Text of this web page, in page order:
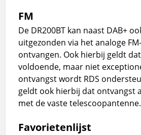
FM
De DR200BT kan naast DAB+
uitgezonden via het analoge
ontvangen. Ook hierbij geldt
voldoende, maar niet
ontvangst wordt RDS
geldt ook hierbij dat ontvangst
met de vaste telescoopantenne.
Favorietenlijst